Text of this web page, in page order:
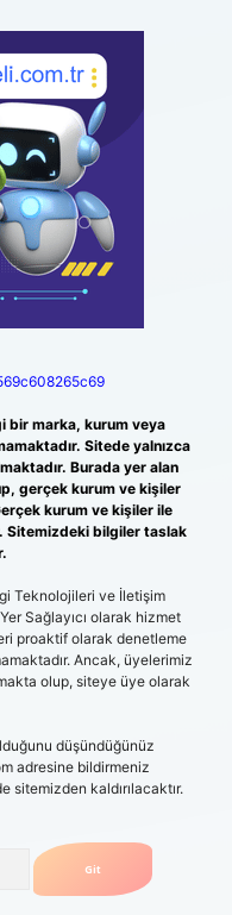
bir marka, kurum veya
Sitede yalnızca
Burada yer alan
gerçek kurum ve kişiler
kurum ve kişiler ile
Sitemizdeki bilgiler taslak
Teknolojileri ve İletişim
Sağlayıcı olarak hizmet
proaktif olarak denetleme
Ancak, üyelerimiz
olup, siteye üye olarak
düşündüğünüz
adresine bildirmeniz
sitemizden kaldırılacaktır.